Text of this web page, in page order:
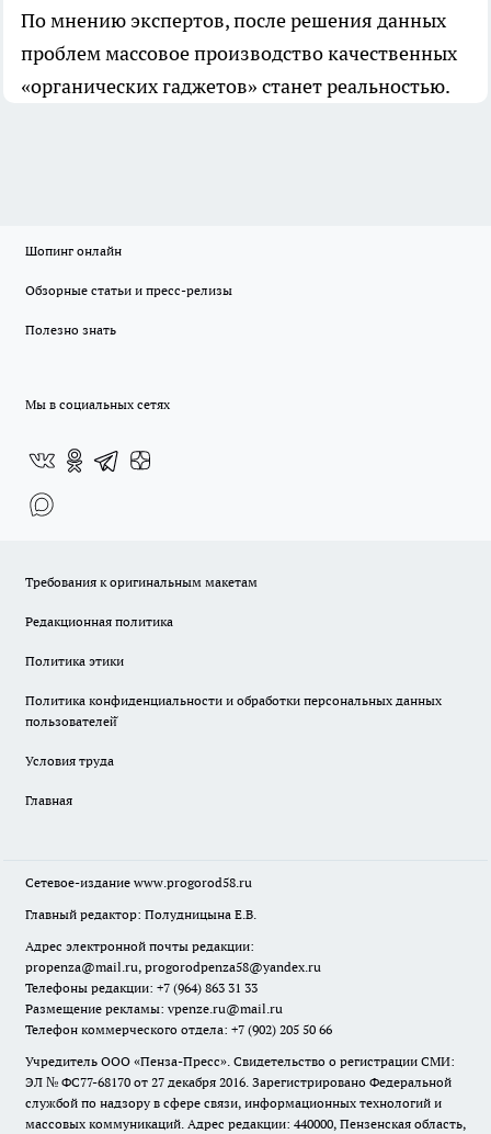
По мнению экспертов, после решения данных
проблем массовое производство качественных
«органических гаджетов» станет реальностью.
Шопинг онлайн
Обзорные статьи и пресс-релизы
Полезно знать
Мы в социальных сетях
Требования к оригинальным макетам
Редакционная политика
Политика этики
Политика конфиденциальности и обработки персональных данных
пользователей̆
Условия труда
Главная
Сетевое-издание www.progorod58.ru
Главный редактор: Полудницына Е.В.
Адрес электронной почты редакции:
propenza@mail.ru, progorodpenza58@yandex.ru
Телефоны редакции: +7 (964) 863 31 33
Размещение рекламы: vpenze.ru@mail.ru
Телефон коммерческого отдела: +7 (902) 205 50 66
Учредитель ООО «Пенза-Пресс». Свидетельство о регистрации СМИ:
ЭЛ № ФС77-68170 от 27 декабря 2016. Зарегистрировано Федеральной
службой по надзору в сфере связи, информационных технологий и
массовых коммуникаций. Адрес редакции: 440000, Пензенская область,